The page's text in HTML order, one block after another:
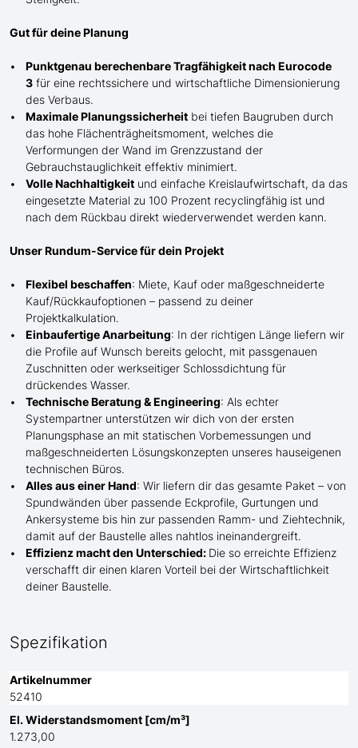
Gut für deine Planung
Punktgenau berechenbare Tragfähigkeit nach Eurocode
3 für eine rechtssichere und wirtschaftliche Dimensionierung
des Verbaus.
Maximale Planungssicherheit bei tiefen Baugruben durch
das hohe Flächenträgheitsmoment, welches die
Verformungen der Wand im Grenzzustand der
Gebrauchstauglichkeit effektiv minimiert.
Volle Nachhaltigkeit und einfache Kreislaufwirtschaft, da das
eingesetzte Material zu 100 Prozent recyclingfähig ist und
nach dem Rückbau direkt wiederverwendet werden kann.
Unser Rundum-Service für dein Projekt
Flexibel beschaffen: Miete, Kauf oder maßgeschneiderte
Kauf/Rückkaufoptionen – passend zu deiner
Projektkalkulation.
Einbaufertige Anarbeitung: In der richtigen Länge liefern wir
die Profile auf Wunsch bereits gelocht, mit passgenauen
Zuschnitten oder werkseitiger Schlossdichtung für
drückendes Wasser.
Technische Beratung & Engineering: Als echter
Systempartner unterstützen wir dich von der ersten
Planungsphase an mit statischen Vorbemessungen und
maßgeschneiderten Lösungskonzepten unseres hauseigenen
technischen Büros.
Alles aus einer Hand: Wir liefern dir das gesamte Paket – von
Spundwänden über passende Eckprofile, Gurtungen und
Ankersysteme bis hin zur passenden Ramm- und Ziehtechnik,
damit auf der Baustelle alles nahtlos ineinandergreift.
Effizienz macht den Unterschied: Die so erreichte Effizienz
verschafft dir einen klaren Vorteil bei der Wirtschaftlichkeit
deiner Baustelle.
Spezifikation
Artikelnummer
52410
El. Widerstandsmoment [cm/m³]
1.273,00